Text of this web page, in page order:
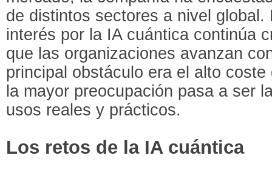
de distintos sectores a nivel
interés por la IA cuántica continúa
que las organizaciones avanzan
principal obstáculo era el alto
la mayor preocupación pasa a ser
usos reales y prácticos.
Los retos de la IA cuántica